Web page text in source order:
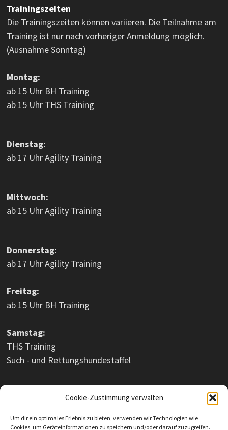
Cookie-Zustimmung verwalten
Um dir ein optimales Erlebnis zu bieten, verwenden wir Technologien wie
Cookies, um Geräteinformationen zu speichern und/oder darauf zuzugreifen.
Trainingszeiten
Die Trainingszeiten können variieren. Die Teilnahme am
Training ist nur nach vorheriger Anmeldung möglich.
(Ausnahme Sonntag)
Montag:
ab 15 Uhr BH Training
ab 15 Uhr THS Training
Dienstag:
ab 17 Uhr Agility Training
Mittwoch:
ab 15 Uhr Agility Training
Donnerstag:
ab 17 Uhr Agility Training
Freitag:
ab 15 Uhr BH Training
Samstag:
THS Training
Such - und Rettungshundestaffel
Sonntag:
Welpenstunde 10 - 11 Uhr
Junghundestunde 11 - 12 Uhr